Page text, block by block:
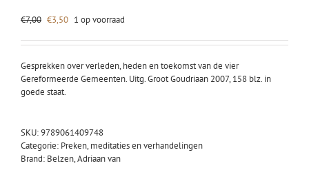
€7,00 Oorspronkelijke
was:
€3,50Huidige
is:
1 op voorraad
Gesprekken over verleden, heden en toekomst van de vier
Gereformeerde Gemeenten. Uitg. Groot Goudriaan 2007, 158 blz. in
goede staat.
SKU:9789061409748
Categorie: Preken, meditaties en verhandelingen
Brand: Belzen, Adriaan van